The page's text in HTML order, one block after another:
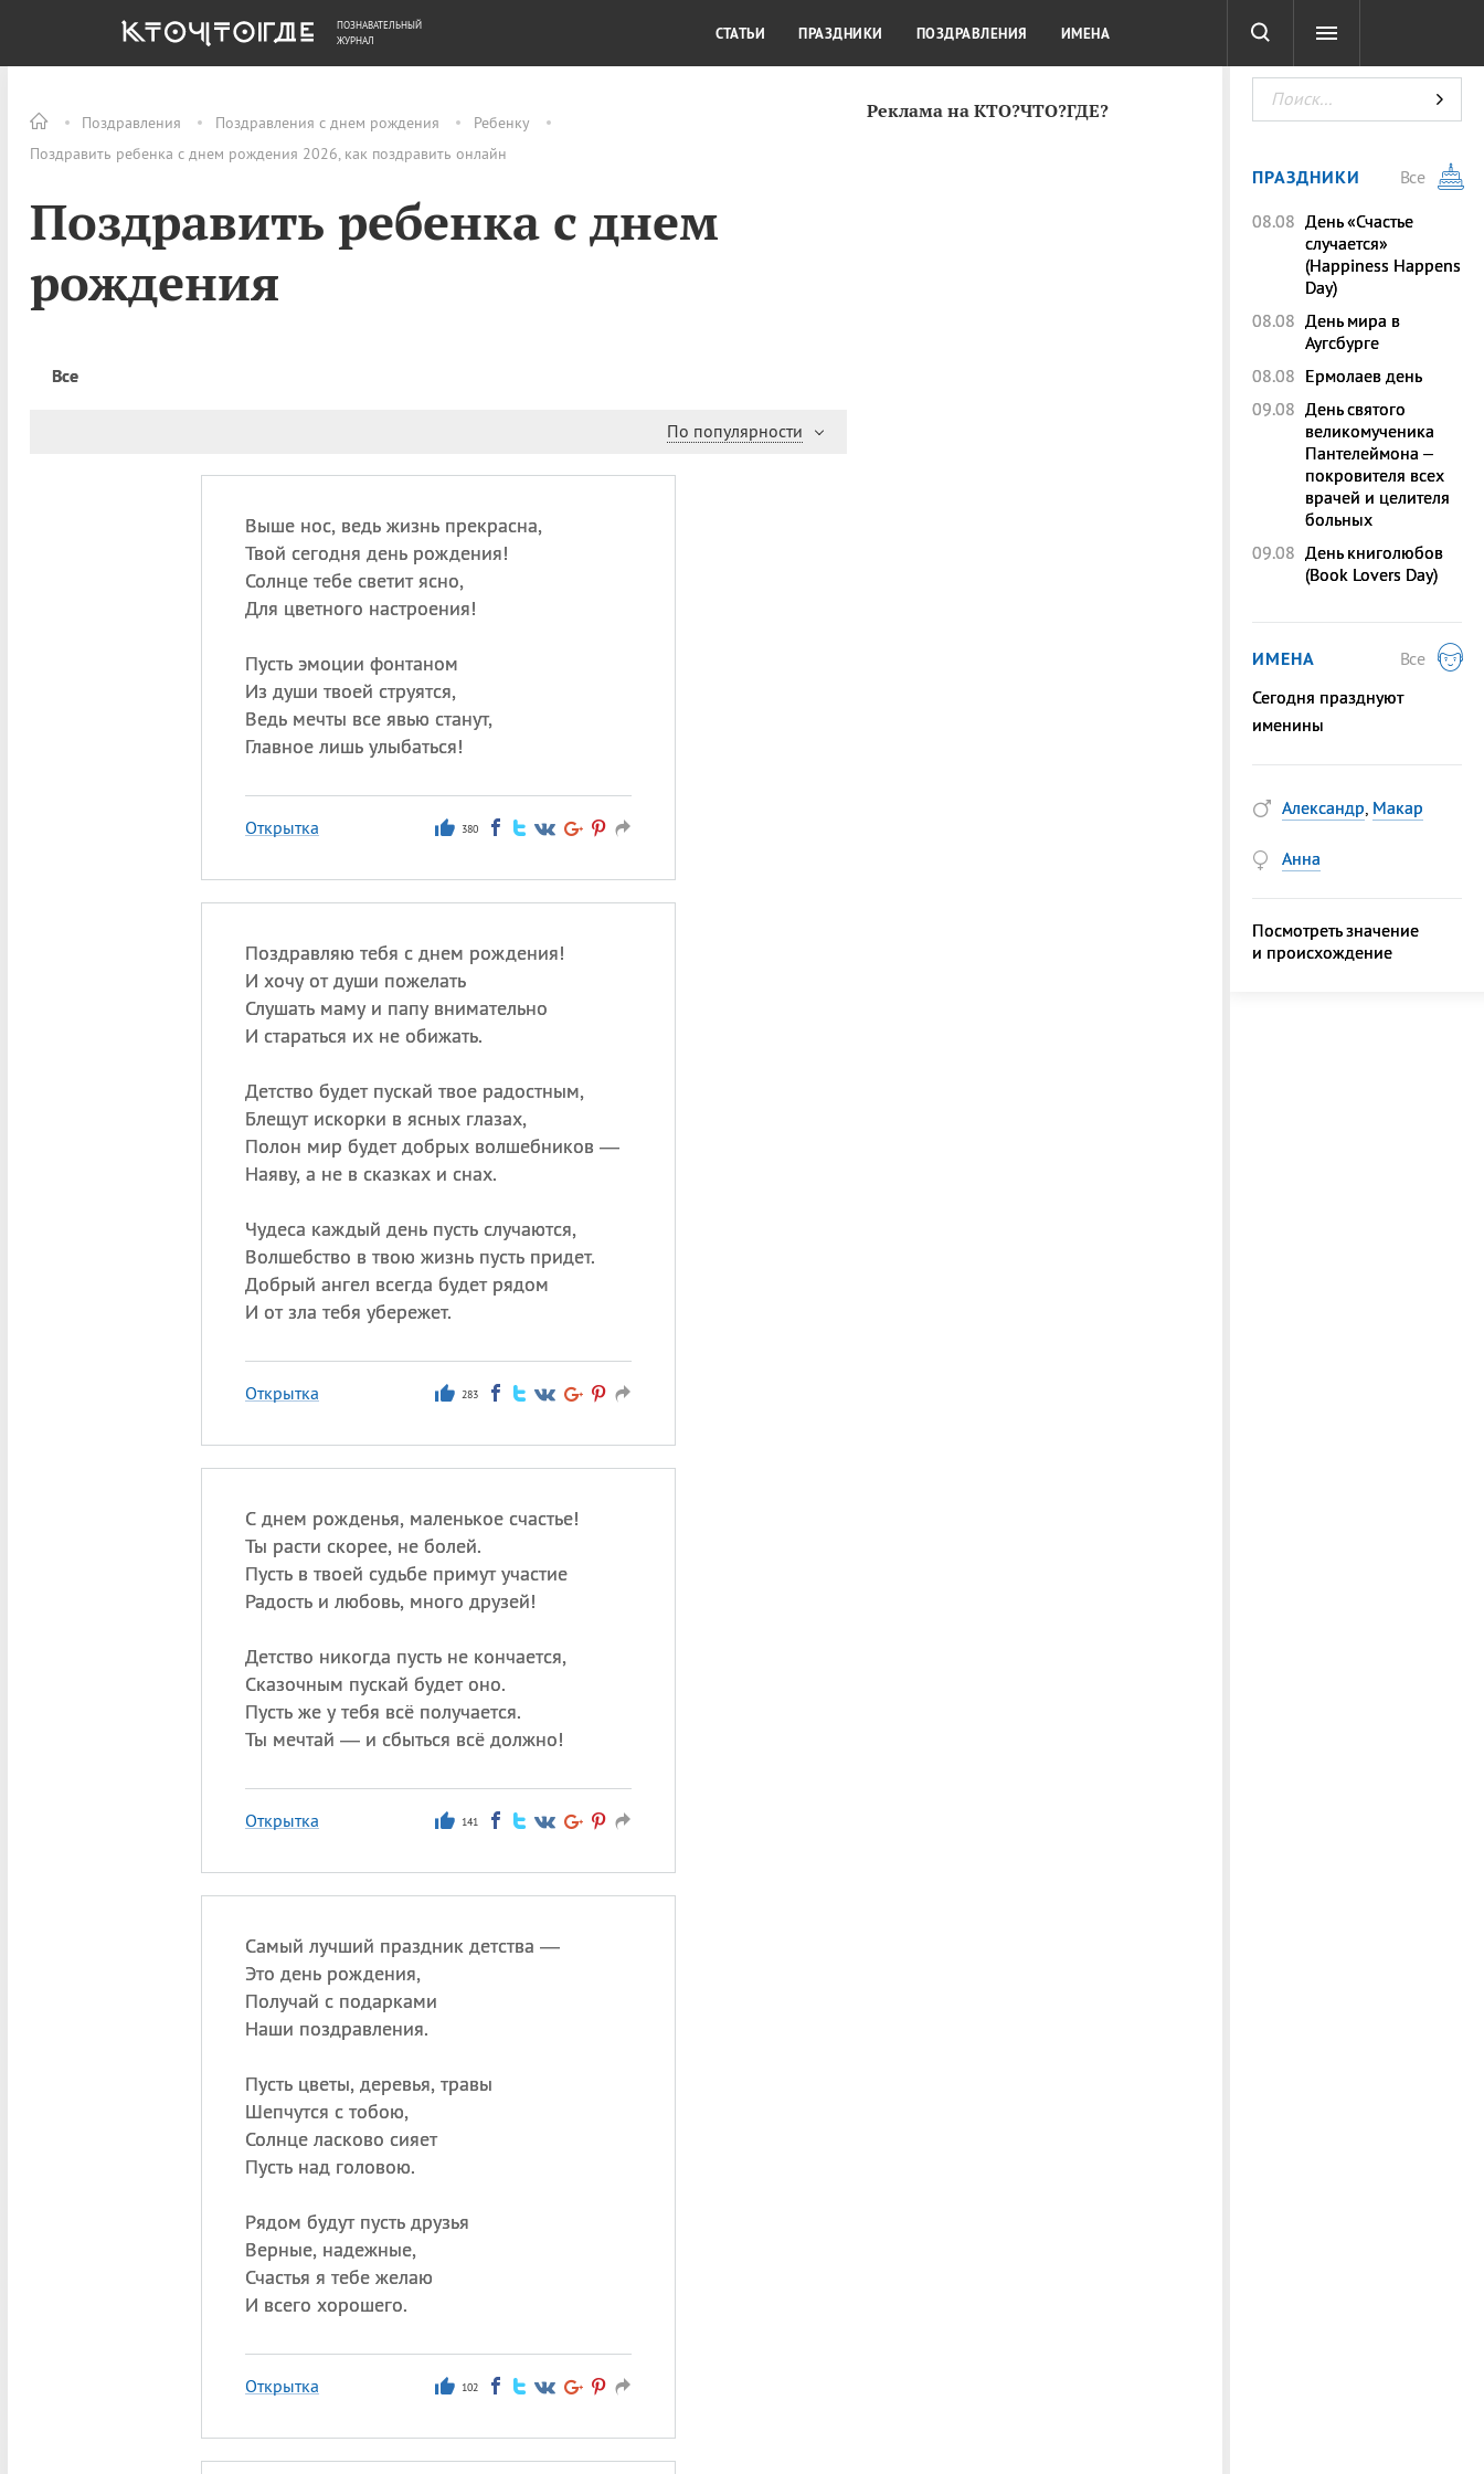
Поздравления Поздравления с днем рождения
Ребенку
Поздравить ребенка с днем рождения 2026, как поздравить онлайн
Поздравить ребенка с днем
рождения
Все
По популярности
Выше нос, ведь жизнь прекрасна,
Твой сегодня день рождения!
Солнце тебе светит ясно,
Для цветного настроения!
Пусть эмоции фонтаном
Из души твоей струятся,
Ведь мечты все явью станут,
Главное лишь улыбаться!
Открытка 380
Поздравляю тебя с днем рождения!
И хочу от души пожелать
Слушать маму и папу внимательно
И стараться их не обижать.
Детство будет пускай твое радостным,
Блещут искорки в ясных глазах,
Полон мир будет добрых волшебников —
Наяву, а не в сказках и снах.
Чудеса каждый день пусть случаются,
Волшебство в твою жизнь пусть придет.
Добрый ангел всегда будет рядом
И от зла тебя убережет.
Открытка 283
С днем рожденья, маленькое счастье!
Ты расти скорее, не болей.
Пусть в твоей судьбе примут участие
Радость и любовь, много друзей!
Детство никогда пусть не кончается,
Сказочным пускай будет оно.
Пусть же у тебя всё получается.
Ты мечтай — и сбыться всё должно!
Открытка 141
Самый лучший праздник детства —
Это день рождения,
Получай с подарками
Наши поздравления.
Пусть цветы, деревья, травы
Шепчутся с тобою,
Солнце ласково сияет
Пусть над головою.
Рядом будут пусть друзья
Верные, надежные,
Счастья я тебе желаю
И всего хорошего.
Открытка 102
Реклама на КТО?ЧТО?ГДЕ?
ОБЩЕСТВО ДЕНЬГИ КУЛЬТУРА КРАСОТА ТЕСТЫ
ПОЗНАВАТЕЛЬНЫЙ
ЖУРНАЛ
СТАТЬИ ПРАЗДНИКИ ПОЗДРАВЛЕНИЯ ИМЕНА
ПРАЗДНИКИ
Все
08.08 День «Счастье
случается»
(Happiness Happens
Day)
08.08 День мира в
Аугсбурге
08.08 Ермолаев день
09.08 День святого
великомученика
Пантелеймона –
покровителя всех
врачей и целителя
больных
09.08 День книголюбов
(Book Lovers Day)
ИМЕНА
Все
Сегодня празднуют
именины
Александр, Макар
Анна
Посмотреть значение
и происхождение